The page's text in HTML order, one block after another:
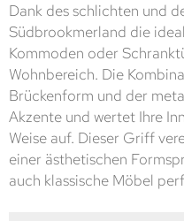
Dank des schlichten und
Südbrookmerland die
Kommoden oder
Wohnbereich. Die
Brückenform und der
Akzente und wertet Ihre
Weise auf. Dieser Griff
einer ästhetischen
auch klassische Möbel